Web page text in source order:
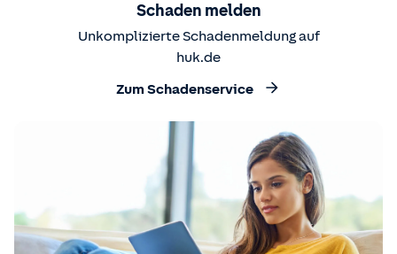
Schaden melden
Unkomplizierte Schadenmeldung auf
huk.de
Zum Schadenservice